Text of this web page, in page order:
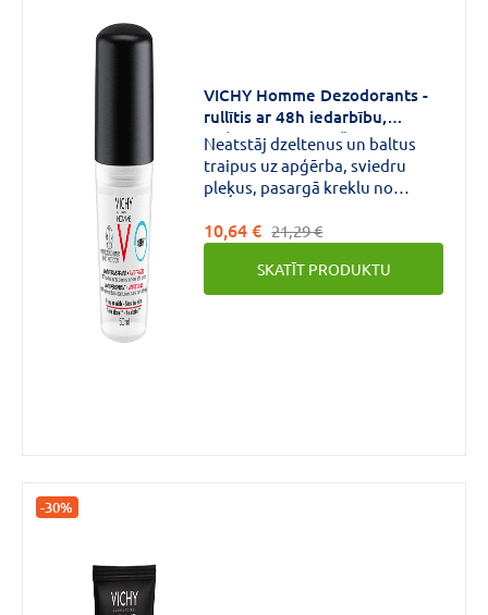
VICHY Homme Dezodorants -
rullītis ar 48h iedarbību,
apģērbu saudzējošs, 50 ml
Neatstāj dzeltenus un baltus
traipus uz apģērba, sviedru
pleķus, pasargā kreklu no
jutīgai ādai. Nesatur etilspirtu.
VICHY HOMME 48*H iedarbības
antiperspirants vīriešiem.
Saudzē apģērbu neatstāj
10,64 € 21,29 €
SKATĪT PRODUKTU
-30%